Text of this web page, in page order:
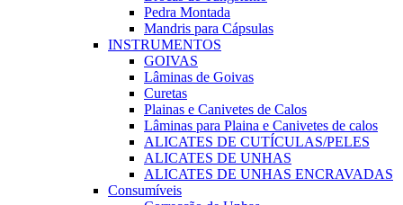
Pedra Montada
Mandris para Cápsulas
INSTRUMENTOS
GOIVAS
Lâminas de Goivas
Curetas
Plainas e Canivetes de Calos
Lâminas para Plaina e Canivetes de calos
ALICATES DE CUTÍCULAS/PELES
ALICATES DE UNHAS
ALICATES DE UNHAS ENCRAVADAS
Consumíveis